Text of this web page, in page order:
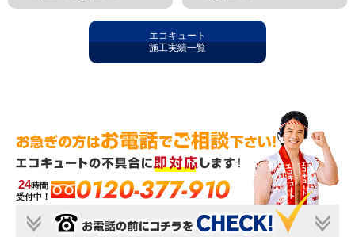
エコキュート
施工実績一覧
24時間
受付中！
0120-377-910